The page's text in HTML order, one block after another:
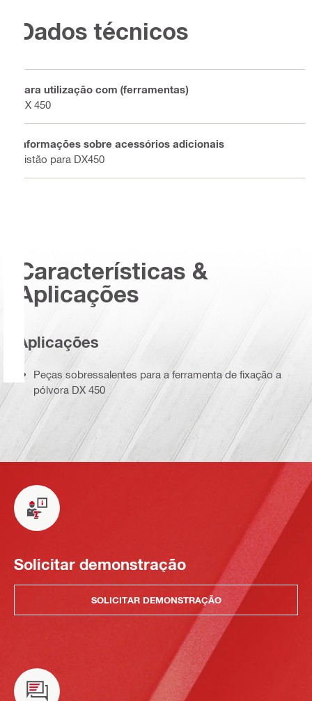
Dados técnicos
Para utilização com (ferramentas)
DX 450
Informações sobre acessórios adicionais
Pistão para DX450
Características &
Aplicações
Aplicações
Peças sobressalentes para a ferramenta de fixação a
pólvora DX 450
Solicitar demonstração
SOLICITAR DEMONSTRAÇÃO